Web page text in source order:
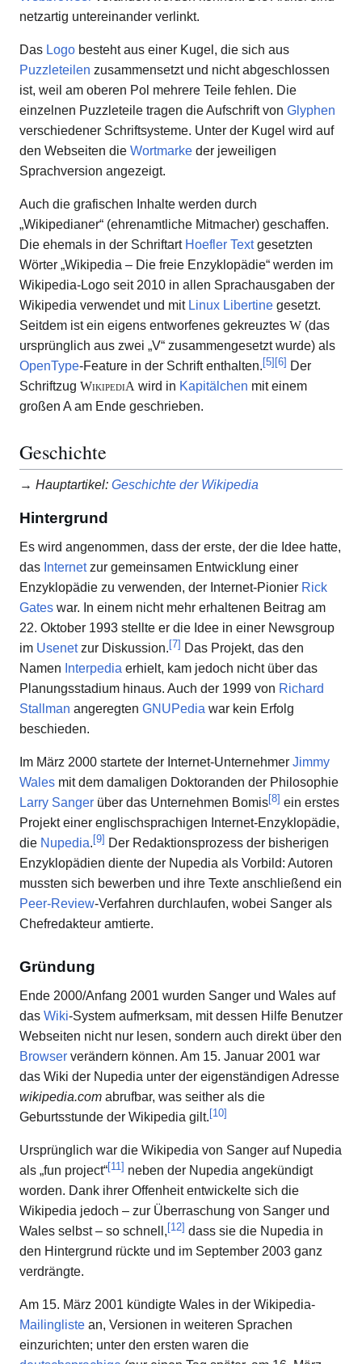
netzartig untereinander verlinkt.
Das Logo besteht aus einer Kugel, die sich aus
Puzzleteilen zusammensetzt und nicht abgeschlossen
ist, weil am oberen Pol mehrere Teile fehlen. Die
einzelnen Puzzleteile tragen die Aufschrift von Glyphen
verschiedener Schriftsysteme. Unter der Kugel wird auf
den Webseiten die Wortmarke der jeweiligen
Sprachversion angezeigt.
Auch die grafischen Inhalte werden durch
„Wikipedianer“ (ehrenamtliche Mitmacher) geschaffen.
Die ehemals in der Schriftart Hoefler Textgesetzten
Wörter „Wikipedia – Die freie Enzyklopädie“ werden im
Wikipedia-Logo seit 2010 in allen Sprachausgaben der
Wikipedia verwendet und mit Linux Libertine gesetzt.
Seitdem ist ein eigens entworfenes gekreuztes W (das
ursprünglich aus zwei „V“ zusammengesetzt wurde) als
OpenType-Feature in der Schrift enthalten.[5][6] Der
Schriftzug WikipediA wird in Kapitälchen mit einem
großen A am Ende geschrieben.
Geschichte
→ Hauptartikel: Geschichte der Wikipedia
Hintergrund
Es wird angenommen, dass der erste, der die Idee hatte,
das Internetzur gemeinsamen Entwicklung einer
Enzyklopädie zu verwenden, der Internet-Pionier Rick
Gates war. In einem nicht mehr erhaltenen Beitrag am
22. Oktober 1993 stellte er die Idee in einer Newsgroup
im Usenetzur Diskussion. [7] Das Projekt, das den
Namen Interpedia erhielt, kam jedoch nicht über das
Planungsstadium hinaus. Auch der 1999 von Richard
Stallman angeregten GNUPedia war kein Erfolg
beschieden.
Im März 2000 startete der Internet-Unternehmer Jimmy
Wales mit dem damaligen Doktoranden der Philosophie
Larry Sanger über das Unternehmen Bomis[8] ein erstes
Projekt einer englischsprachigen Internet-Enzyklopädie,
die Nupedia. [9] Der Redaktionsprozess der bisherigen
Enzyklopädien diente der Nupedia als Vorbild: Autoren
mussten sich bewerben und ihre Texte anschließend ein
Peer-Review-Verfahren durchlaufen, wobei Sanger als
Chefredakteur amtierte.
Gründung
Ende 2000/Anfang 2001 wurden Sanger und Wales auf
das Wiki-System aufmerksam, mit dessen Hilfe Benutzer
Webseiten nicht nur lesen, sondern auch direkt über den
Browser verändern können. Am 15. Januar 2001 war
das Wiki der Nupedia unter der eigenständigen Adresse
wikipedia.com abrufbar, was seither als die
Geburtsstunde der Wikipedia gilt.[10]
Ursprünglich war die Wikipedia von Sanger auf Nupedia
als „fun project“[11] neben der Nupedia angekündigt
worden. Dank ihrer Offenheit entwickelte sich die
Wikipedia jedoch – zur Überraschung von Sanger und
Wales selbst – so schnell,[12] dass sie die Nupedia in
den Hintergrund rückte und im September 2003 ganz
verdrängte.
Am 15. März 2001 kündigte Wales in der Wikipedia-
Mailingliste an, Versionen in weiteren Sprachen
einzurichten; unter den ersten waren die